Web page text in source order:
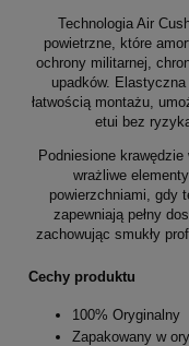
Technologia Air
powietrzne, które
ochrony militarnej,
upadków.
łatwością montażu,
etui bez
Podniesione krawędzie
wrażliwe
powierzchniami, gdy
zapewniają pełny
zachowując smukły
Cechy produktu
100% Oryginalny
Zapakowany w